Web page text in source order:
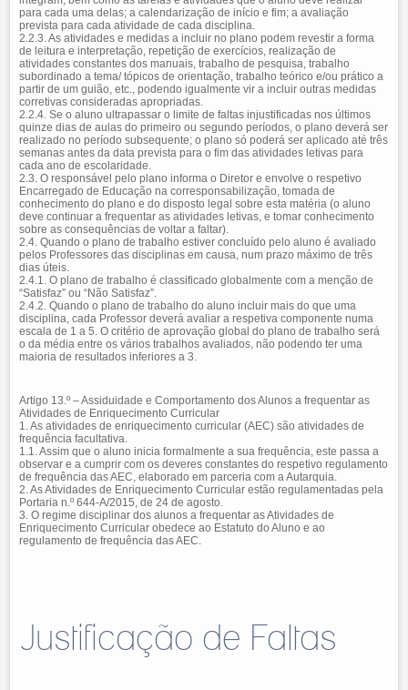
para cada uma delas; a calendarização de início e fim; a avaliação
prevista para cada atividade de cada disciplina.
2.2.3. As atividades e medidas a incluir no plano podem revestir a forma
de leitura e interpretação, repetição de exercícios, realização de
atividades constantes dos manuais, trabalho de pesquisa, trabalho
subordinado a tema/ tópicos de orientação, trabalho teórico e/ou prático a
partir de um guião, etc., podendo igualmente vir a incluir outras medidas
corretivas consideradas apropriadas.
2.2.4. Se o aluno ultrapassar o limite de faltas injustificadas nos últimos
quinze dias de aulas do primeiro ou segundo períodos, o plano deverá ser
realizado no período subsequente; o plano só poderá ser aplicado até três
semanas antes da data prevista para o fim das atividades letivas para
cada ano de escolaridade.
2.3. O responsável pelo plano informa o Diretor e envolve o respetivo
Encarregado de Educação na corresponsabilização, tomada de
conhecimento do plano e do disposto legal sobre esta matéria (o aluno
deve continuar a frequentar as atividades letivas, e tomar conhecimento
sobre as consequências de voltar a faltar).
2.4. Quando o plano de trabalho estiver concluído pelo aluno é avaliado
pelos Professores das disciplinas em causa, num prazo máximo de três
dias úteis.
2.4.1. O plano de trabalho é classificado globalmente com a menção de
“Satisfaz” ou “Não Satisfaz”.
2.4.2. Quando o plano de trabalho do aluno incluir mais do que uma
disciplina, cada Professor deverá avaliar a respetiva componente numa
escala de 1 a 5. O critério de aprovação global do plano de trabalho será
o da média entre os vários trabalhos avaliados, não podendo ter uma
maioria de resultados inferiores a 3.
Artigo 13.º – Assiduidade e Comportamento dos Alunos a frequentar as
Atividades de Enriquecimento Curricular
1. As atividades de enriquecimento curricular (AEC) são atividades de
frequência facultativa.
1.1. Assim que o aluno inicia formalmente a sua frequência, este passa a
observar e a cumprir com os deveres constantes do respetivo regulamento
de frequência das AEC, elaborado em parceria com a Autarquia.
2. As Atividades de Enriquecimento Curricular estão regulamentadas pela
Portaria n.º 644-A/2015, de 24 de agosto.
3. O regime disciplinar dos alunos a frequentar as Atividades de
Enriquecimento Curricular obedece ao Estatuto do Aluno e ao
regulamento de frequência das AEC.
Justificação de Faltas